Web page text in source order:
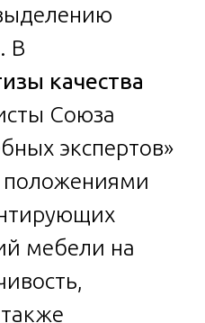
В
качества
Союза
экспертов»
положениями
мебели на